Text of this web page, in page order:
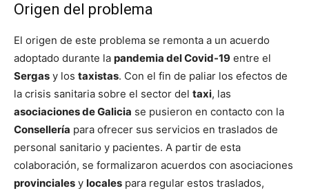
Origen del problema
El origen de este problema se remonta a un acuerdo
adoptado durante la pandemia del Covid-19 entre el
Sergas y los taxistas. Con el fin de paliar los efectos de
la crisis sanitaria sobre el sector del taxi, las
asociaciones de Galicia se pusieron en contacto con la
Consellería para ofrecer sus servicios en traslados de
personal sanitario y pacientes. A partir de esta
colaboración, se formalizaron acuerdos con asociaciones
provinciales y locales para regular estos traslados,